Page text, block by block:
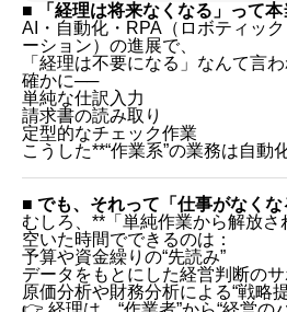
■ 「経理は将来なくなる」って本
AI・自動化・RPA（ロボティッ
ーション）の進展で、
「経理は不要になる」なんて言
確かに──
単純な仕訳入力
請求書の読み取り
定型的なチェック作業
こうした**“作業系”の業務は自動
■ でも、それって「仕事がなく
むしろ、**「単純作業から解放さ
空いた時間でできるのは：
予算や資金繰りの“先読み”
データをもとにした経営判断のサ
原価分析や財務分析による“戦略